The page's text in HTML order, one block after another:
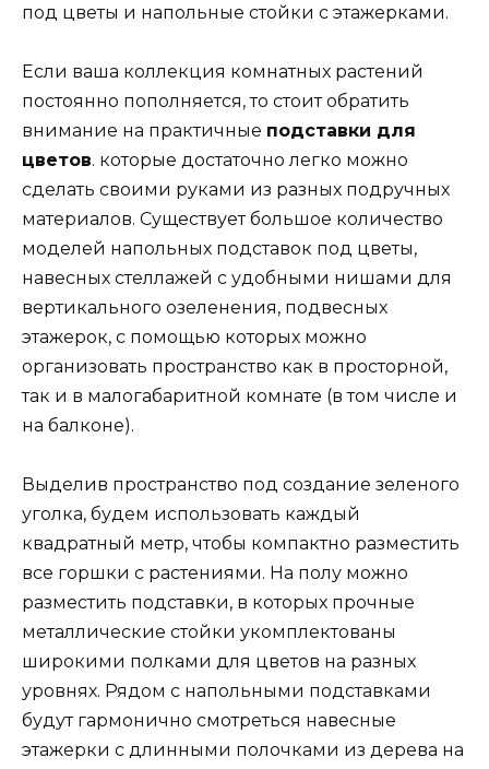
под цветы и напольные стойки с этажерками.
Если ваша коллекция комнатных растений
постоянно пополняется, то стоит обратить
внимание на практичные подставки для
цветов. которые достаточно легко можно
сделать своими руками из разных подручных
материалов. Существует большое количество
моделей напольных подставок под цветы,
навесных стеллажей с удобными нишами для
вертикального озеленения, подвесных
этажерок, с помощью которых можно
организовать пространство как в просторной,
так и в малогабаритной комнате (в том числе и
на балконе).
Выделив пространство под создание зеленого
уголка, будем использовать каждый
квадратный метр, чтобы компактно разместить
все горшки с растениями. На полу можно
разместить подставки, в которых прочные
металлические стойки укомплектованы
широкими полками для цветов на разных
уровнях. Рядом с напольными подставками
будут гармонично смотреться навесные
этажерки с длинными полочками из дерева на